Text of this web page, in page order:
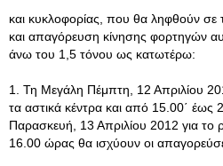
και κυκλοφορίας, που θα ληφθούν σε
και απαγόρευση κίνησης φορτηγών
άνω του 1,5 τόνου ως κατωτέρω:
1. Τη Μεγάλη Πέμπτη, 12 Απριλίου
τα αστικά κέντρα και από 15.00΄ έως
Παρασκευή, 13 Απριλίου 2012 για
16.00 ώρας θα ισχύουν οι